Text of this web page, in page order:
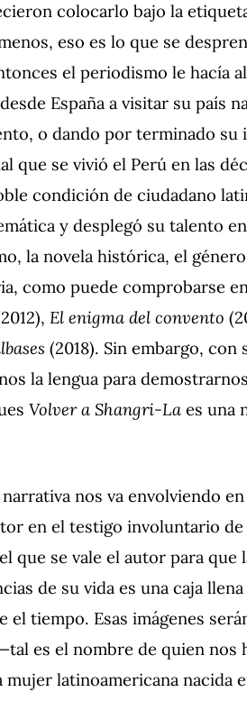
colocarlo bajo la
eso es lo que se
el periodismo le hacía
España a visitar su país
o dando por terminado su
se vivió el Perú en las
condición de ciudadano
y desplegó su talento
la novela histórica, el
como puede comprobarse
El enigma del convento
(2018). Sin embargo, con
la lengua para
Volver a Shangri-La es una
nos va envolviendo
en el testigo involuntario de
que se vale el autor para que
de su vida es una caja
tiempo. Esas imágenes
es el nombre de quien nos
latinoamericana nacida